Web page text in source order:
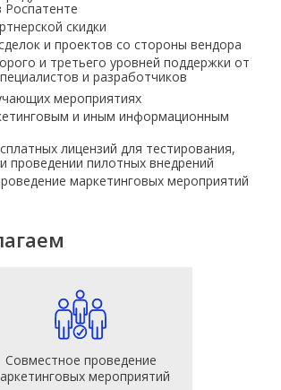
Роспатенте
скидки
и проектов со стороны вендора
и третьего уровней поддержки от
и разработчиков
мероприятиях
и иным информационным
лицензий для тестирования,
проведении пилотных внедрений
маркетинговых мероприятий
Совместное проведение
мероприятий